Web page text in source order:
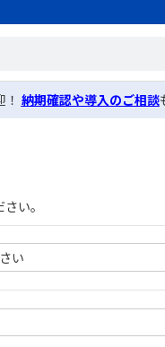
納期確認や導入のご相談
い。